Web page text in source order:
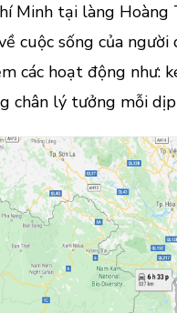
Minh tại làng Hoàng
cuộc sống của
các hoạt động như:
chân lý tưởng mỗi